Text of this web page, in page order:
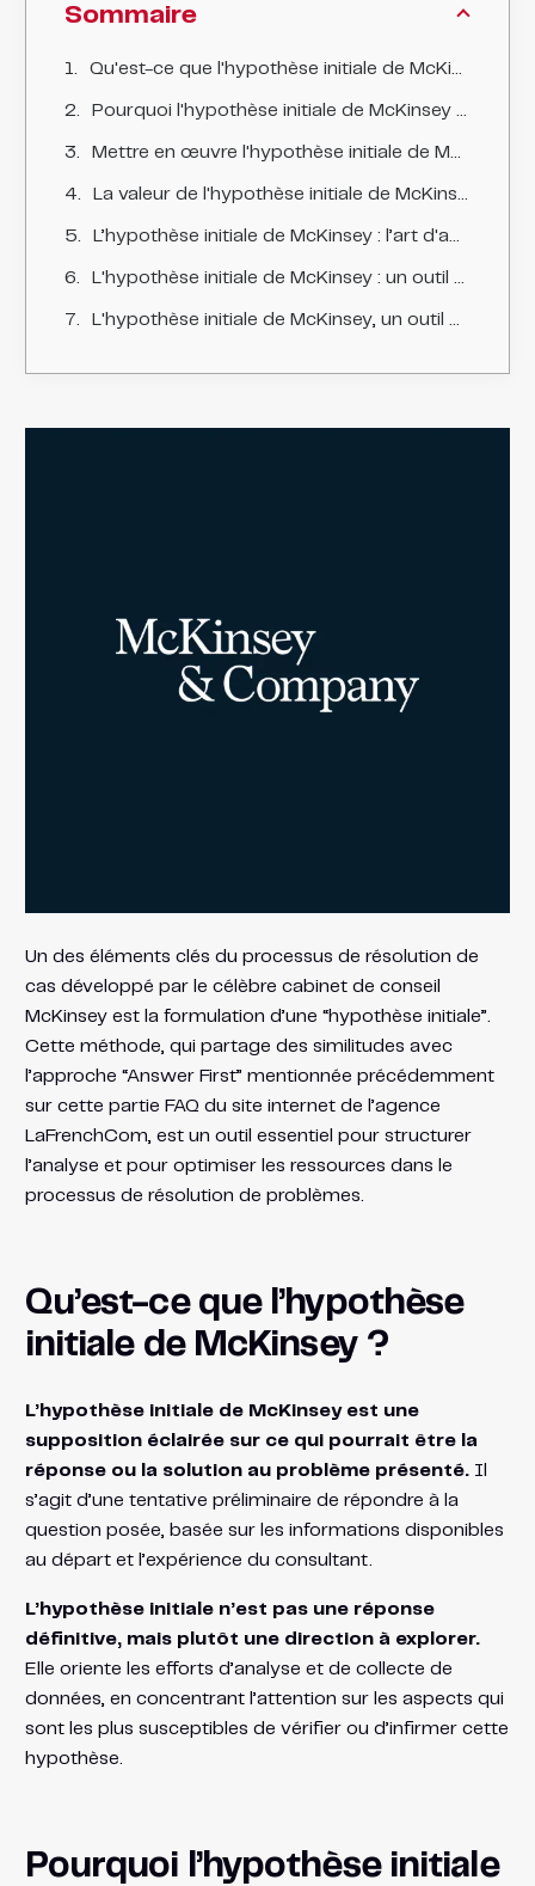
Sommaire
Qu'est-ce que l'hypothèse initiale de McKinsey ?
Pourquoi l'hypothèse initiale de McKinsey est-elle importante ?
Mettre en œuvre l'hypothèse initiale de McKinsey
La valeur de l'hypothèse initiale de McKinsey
L’hypothèse initiale de McKinsey : l’art d'adapter et d'ajuster
L'hypothèse initiale de McKinsey : un outil de communication
L'hypothèse initiale de McKinsey, un outil précieux pour la résolution de problèmes
Un des éléments clés du processus de résolution de
cas développé par le célèbre cabinet de conseil
McKinsey est la formulation d’une “hypothèse initiale”.
Cette méthode, qui partage des similitudes avec
l’approche “Answer First” mentionnée précédemment
sur cette partie FAQ du site internet de l’agence
LaFrenchCom, est un outil essentiel pour structurer
l’analyse et pour optimiser les ressources dans le
processus de résolution de problèmes.
Qu’est-ce que l’hypothèse
initiale de McKinsey ?
L’hypothèse initiale de McKinsey est une
supposition éclairée sur ce qui pourrait être la
réponse ou la solution au problème présenté.Il
s’agit d’une tentative préliminaire de répondre à la
question posée, basée sur les informations disponibles
au départ et l’expérience du consultant.
L’hypothèse initiale n’est pas une réponse
définitive, mais plutôt une direction à explorer.
Elle oriente les efforts d’analyse et de collecte de
données, en concentrant l’attention sur les aspects qui
sont les plus susceptibles de vérifier ou d’infirmer cette
hypothèse.
Pourquoi l’hypothèse initiale